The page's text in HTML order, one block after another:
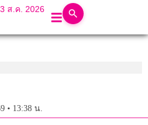
3 ส.ค. 2026
• 13:38 น.